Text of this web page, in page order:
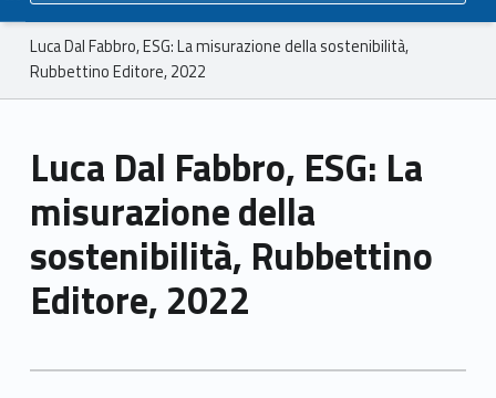
Breadcrumbs navigation
Luca Dal Fabbro, ESG: La misurazione della sostenibilità,
Rubbettino Editore, 2022
Luca Dal Fabbro, ESG: La
misurazione della
sostenibilità, Rubbettino
Editore, 2022